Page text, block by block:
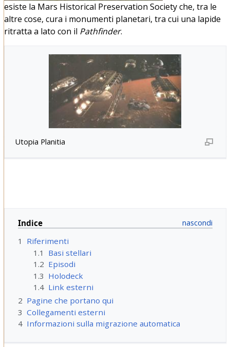
esiste la Mars Historical Preservation Society che, tra le
altre cose, cura i monumenti planetari, tra cui una lapide
ritratta a lato con il Pathfinder.
Utopia Planitia
Indice
1
Riferimenti
1.1
Basi stellari
1.2 Episodi
1.3 Holodeck
1.4 Link esterni
2 Pagine che portano qui
3 Collegamenti esterni
4 Informazioni sulla migrazione automatica